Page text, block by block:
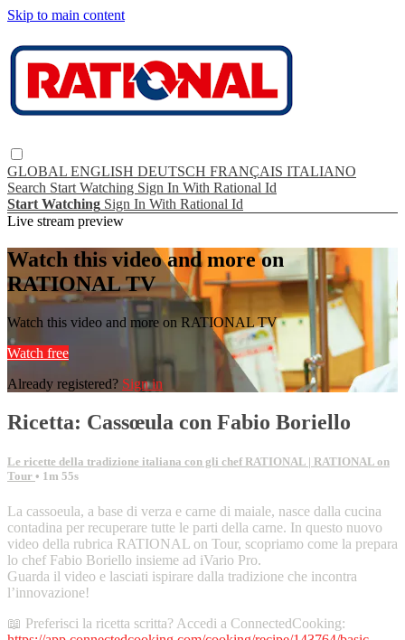
Skip to main content
GLOBAL ENGLISH DEUTSCH FRANÇAIS ITALIANO
Search Start Watching Sign In With Rational Id
Start Watching Sign In With Rational Id
Live stream preview
Watch this video and more on
RATIONAL TV
Watch this video and more on RATIONAL TV
Watch free
Already registered? Sign in
Ricetta: Cassœula con Fabio Boriello
Le ricette della tradizione italiana con gli chef RATIONAL | RATIONAL on
Tour • 1m 55s
La cassoeula, a base di verza e carne di maiale, nasce dalla cucina
contadina per recuperare tutte le parti della carne. In questo nuovo
video della rubrica RATIONAL on Tour, scopriamo come la prepara
lo chef Fabio Boriello insieme ad iVario Pro.
Guarda il video e lasciati ispirare dalla tradizione che incontra
l’innovazione!
📖 Preferisci la ricetta scritta? Accedi a ConnectedCooking: